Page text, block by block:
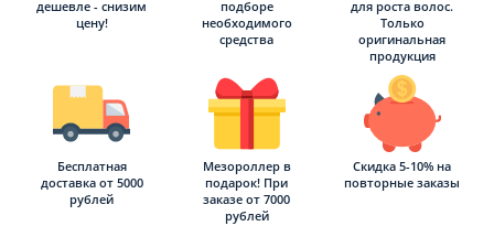
дешевле - снизим
цену!
подборе
необходимого
средства
для роста волос.
Только
оригинальная
продукция
Бесплатная
доставка от 5000
рублей
Мезороллер в
подарок! При
заказе от 7000
рублей
Скидка 5-10% на
повторные заказы